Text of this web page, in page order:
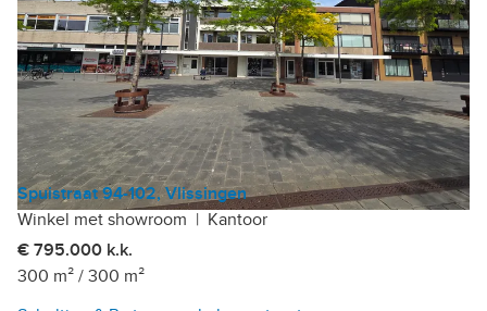
Spuistraat 94-102, Vlissingen
Winkel met showroom | Kantoor
€ 795.000 k.k.
300 m² / 300 m²